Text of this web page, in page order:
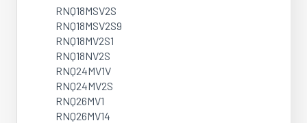
RNQ18MSV2S
RNQ18MSV2S9
RNQ18MV2S1
RNQ18NV2S
RNQ24MV1V
RNQ24MV2S
RNQ26MV1
RNQ26MV14